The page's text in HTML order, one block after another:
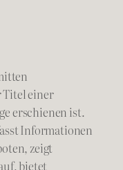
einer
erschienen ist.
Informationen
zeigt
bietet